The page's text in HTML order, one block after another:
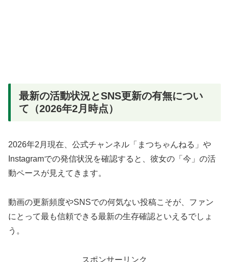
最新の活動状況とSNS更新の有無につい
て（2026年2月時点）
2026年2月現在、公式チャンネル「まつちゃんねる」や
Instagramでの発信状況を確認すると、彼女の「今」の活
動ペースが見えてきます。
動画の更新頻度やSNSでの何気ない投稿こそが、ファン
にとって最も信頼できる最新の生存確認といえるでしょ
う。
スポンサーリンク